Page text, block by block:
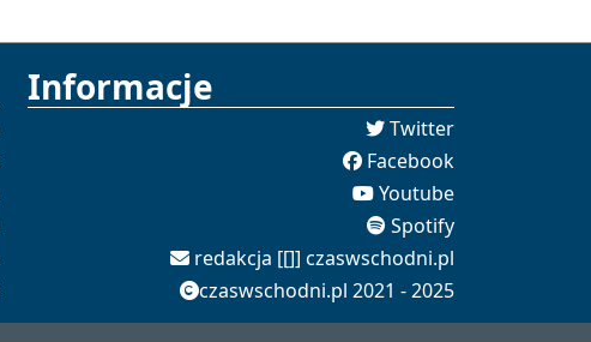
Informacje
Twitter
Facebook
Youtube
Spotify
redakcja [[]] czaswschodni.pl
czaswschodni.pl 2021 - 2025